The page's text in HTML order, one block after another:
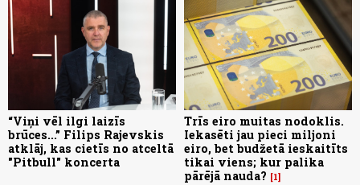
“Viņi vēl ilgi laizīs
brūces...” Filips Rajevskis
atklāj, kas cietīs no atceltā
"Pitbull" koncerta
Trīs eiro muitas nodoklis.
Iekasēti jau pieci miljoni
eiro, bet budžetā ieskaitīts
tikai viens; kur palika
pārējā nauda?
1